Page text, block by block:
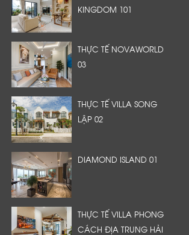
KINGDOM 101
THỰC TẾ NOVAWORLD
03
THỰC TẾ VILLA SONG
LẬP 02
DIAMOND ISLAND 01
THỰC TẾ VILLA PHONG
CÁCH ĐỊA TRUNG HẢI